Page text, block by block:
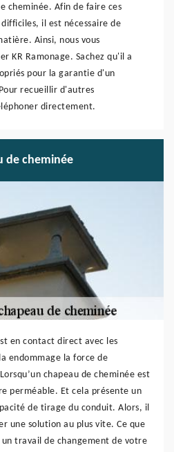
cheminée. Afin de faire ces
il est nécessaire de
Ainsi, nous vous
KR Ramonage. Sachez qu'il a
pour la garantie d'un
recueillir d'autres
directement.
de cheminée
en contact direct avec les
endommage la force de
chapeau de cheminée est
perméable. Et cela présente un
de tirage du conduit. Alors, il
une solution au plus vite. Ce que
un travail de changement de votre